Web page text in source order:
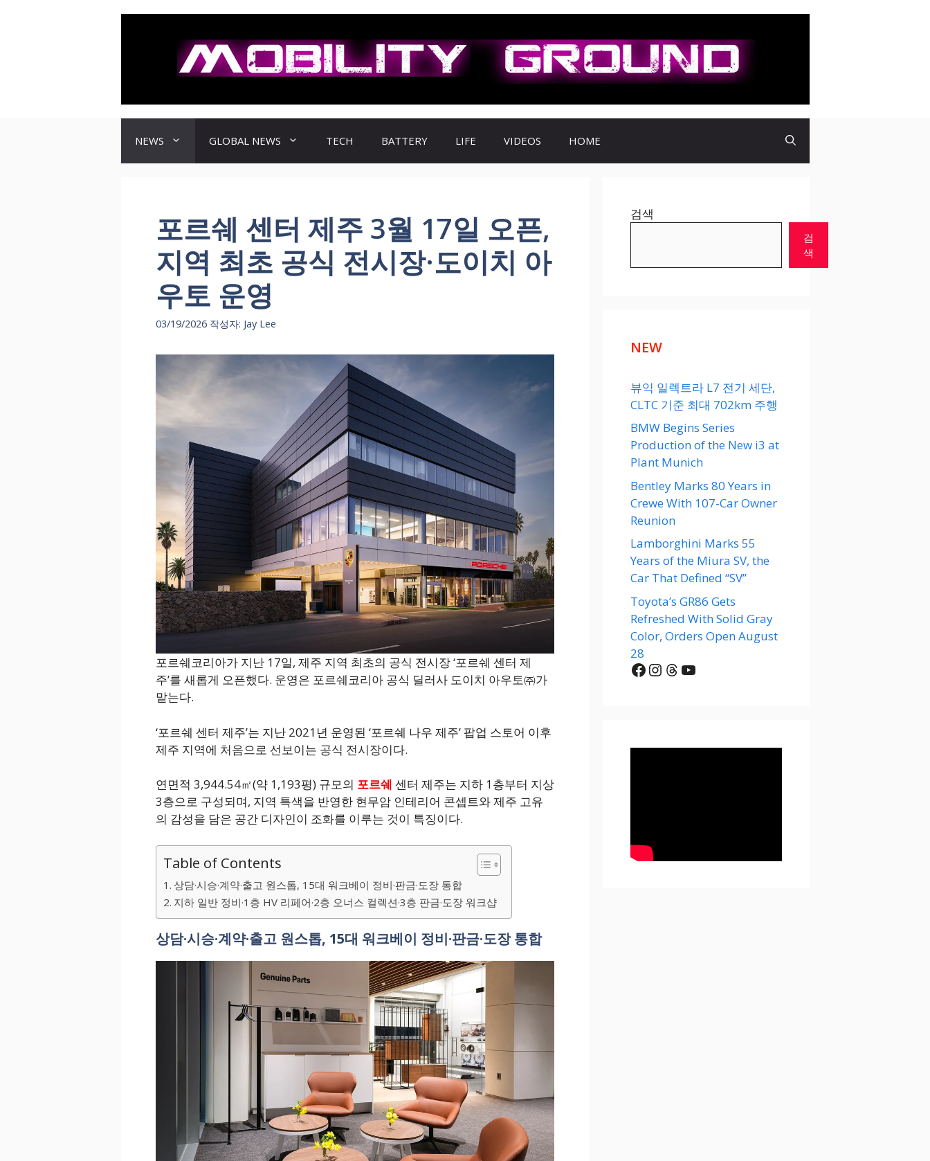
NEWS GLOBAL NEWS TECH BATTERY LIFE VIDEOS HOME
포르쉐 센터 제주 3월 17일 오픈,
지역 최초 공식 전시장·도이치 아
우토 운영
03/19/2026 작성자: Jay Lee
포르쉐코리아가 지난 17일, 제주 지역 최초의 공식 전시장 ‘포르쉐 센터 제
주’를 새롭게 오픈했다. 운영은 포르쉐코리아 공식 딜러사 도이치 아우토㈜가
맡는다.
‘포르쉐 센터 제주’는 지난 2021년 운영된 ‘포르쉐 나우 제주’ 팝업 스토어 이후
제주 지역에 처음으로 선보이는 공식 전시장이다.
연면적 3,944.54㎡(약 1,193평) 규모의 포르쉐 센터 제주는 지하 1층부터 지상
3층으로 구성되며, 지역 특색을 반영한 현무암 인테리어 콘셉트와 제주 고유
의 감성을 담은 공간 디자인이 조화를 이루는 것이 특징이다.
Table of Contents
상담·시승·계약·출고 원스톱, 15대 워크베이 정비·판금·도장 통합
지하 일반 정비·1층 HV 리페어·2층 오너스 컬렉션·3층 판금·도장 워크샵
상담·시승·계약·출고 원스톱, 15대 워크베이 정비·판금·도장 통합
검색
검
색
NEW
뷰익 일렉트라 L7 전기 세단,
CLTC 기준 최대 702km 주행
BMW Begins Series
Production of the New i3 at
Plant Munich
Bentley Marks 80 Years in
Crewe With 107-Car Owner
Reunion
Lamborghini Marks 55
Years of the Miura SV, the
Car That Defined “SV”
Toyota’s GR86 Gets
Refreshed With Solid Gray
Color, Orders Open August
28
Facebook
Instagram
Threads
YouTube